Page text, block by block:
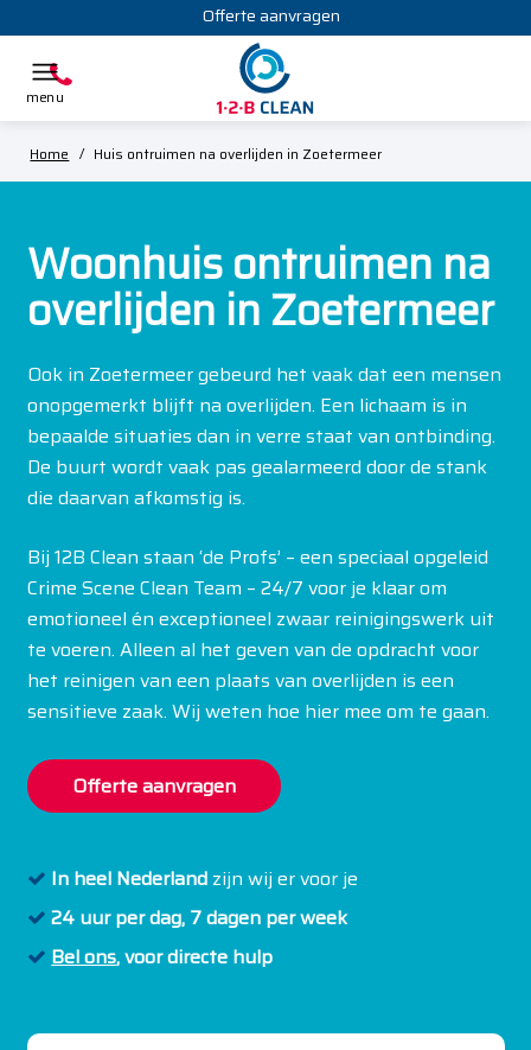
Offerte aanvragen
Home / Huis ontruimen na overlijden in Zoetermeer
Woonhuis ontruimen na
overlijden in Zoetermeer
Ook in Zoetermeer gebeurd het vaak dat een mensen
onopgemerkt blijft na overlijden. Een lichaam is in
bepaalde situaties dan in verre staat van ontbinding.
De buurt wordt vaak pas gealarmeerd door de stank
die daarvan afkomstig is.
Bij 12B Clean staan ‘de Profs’ – een speciaal opgeleid
Crime Scene Clean Team – 24/7 voor je klaar om
emotioneel én exceptioneel zwaar reinigingswerk uit
te voeren. Alleen al het geven van de opdracht voor
het reinigen van een plaats van overlijden is een
sensitieve zaak. Wij weten hoe hier mee om te gaan.
Offerte aanvragen
In heel Nederland zijn wij er voor je
24 uur per dag, 7 dagen per week
Bel ons,voor directe hulp